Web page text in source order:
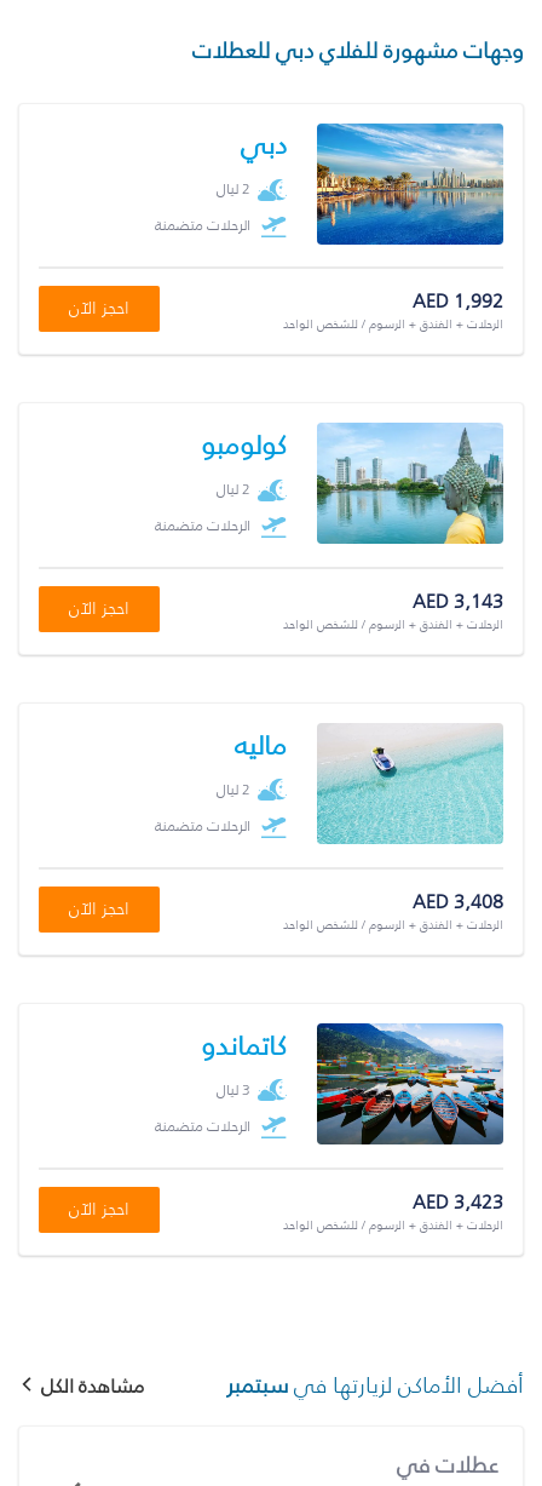
وجهات مشهورة للفلاي دبي للعطلات
دبي
2 ليال
الرحلات متضمنة
AED 1,992
الرحلات + الفندق + الرسوم / للشخص الواحد
احجز الآن
كولومبو
2 ليال
الرحلات متضمنة
AED 3,143
الرحلات + الفندق + الرسوم / للشخص الواحد
احجز الآن
ماليه
2 ليال
الرحلات متضمنة
AED 3,408
الرحلات + الفندق + الرسوم / للشخص الواحد
احجز الآن
كاتماندو
3 ليال
الرحلات متضمنة
AED 3,423
الرحلات + الفندق + الرسوم / للشخص الواحد
احجز الآن
أفضل الأماكن لزيارتها فيسبتمبر مشاهدة الكل
عطلات في